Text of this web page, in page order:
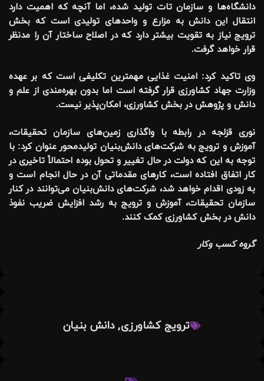
دانشگاه‌ها و سازمان تات تولید شده، اما آنچه که اهمیت دارد
انتقال این دانش به مزارع و واحدهای تولیدی است که بخش
ترویج نیاز به تقویت بیشتر دارد که در اصلاح ساختار آن را مدنظر
قرار خواهد گرفت.
وی تاکید کرد: امنیت غذایی مهمترین تکلیفی است که بر عهده
وزارت جهاد کشاورزی قرار گرفته است اما بدون بهره‌مندی از علم و
دانش و پژوهش در بخش کشاورزی، امکان‌پذیر نیست.
نوری قزلجه در رابطه با واگذاری زمین‌های سازمان تحقیقات،
آموزش و ترویج به شرکت‌های دانش‌بنیان تولیدمحور عنوان کرد: با
توجه به این که دولت در حال تغییر و تحول بوده احتمالاً تاخیری در
کار اتفاق افتاده است، کارهای مقدماتی آن در حال انجام است و
به زودی اقدام خواهد شد، شرکت‌های دانش‌بنیان می‌توانند در کنار
سازمان تحقیقات، آموزش و ترویج به رشد افزایش ضریب نفوذ
دانش در بخش کشاورزی کمک کنند.
گروه کسب وکار
ترویج کشاورزی, دانش بنیان